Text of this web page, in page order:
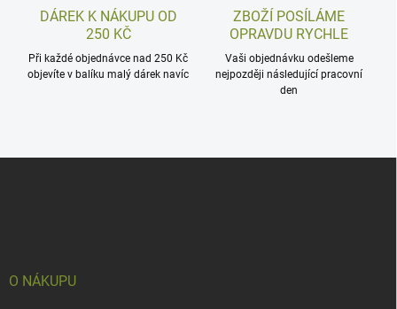
DÁREK K NÁKUPU OD
250 KČ
Při každé objednávce nad 250 Kč
objevíte v balíku malý dárek navíc
ZBOŽÍ POSÍLÁME
OPRAVDU RYCHLE
Vaši objednávku odešleme
nejpozději následující pracovní
den
O NÁKUPU